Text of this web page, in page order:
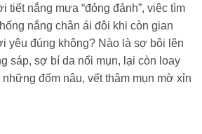
tiết nắng mưa “đỏng đảnh”, việc tìm
nắng chân ái đôi khi còn gian
yêu đúng không? Nào là sợ bôi lên
sáp, sợ bí da nổi mụn, lại còn loay
đốm nâu, vết thâm mụn mờ xỉn